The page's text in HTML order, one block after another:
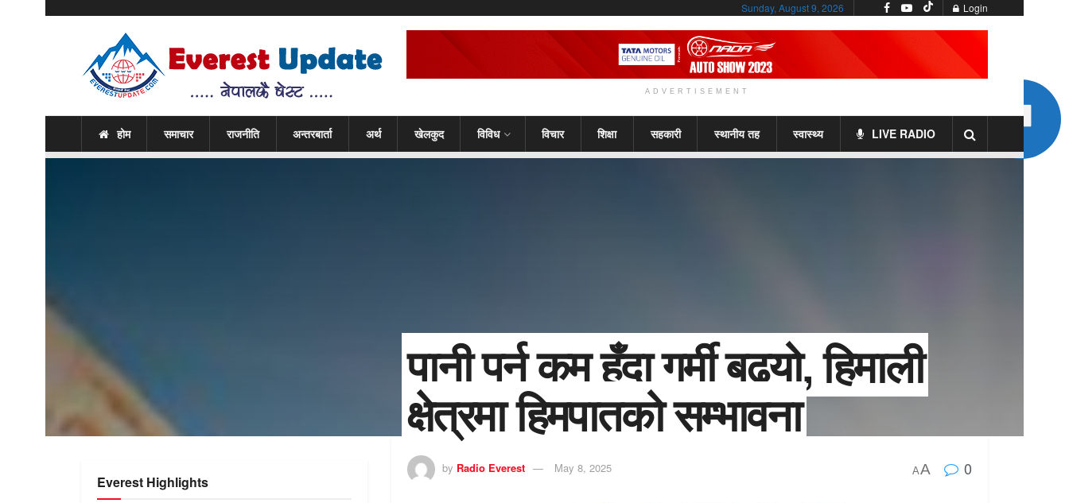
Sunday, August 9, 2026 Login
ADVERTISEMENT
होम समाचार राजनीति अन्तरबार्ता अर्थ खेलकुद विविध विचार शिक्षा सहकारी स्थानीय तह स्वास्थ्य LIVE RADIO
पानी पर्न कम हुँदा गर्मी बढ्यो, हिमाली
क्षेत्रमा हिमपातको सम्भावना
by Radio Everest May 8, 2025 AA 0
Everest Highlights